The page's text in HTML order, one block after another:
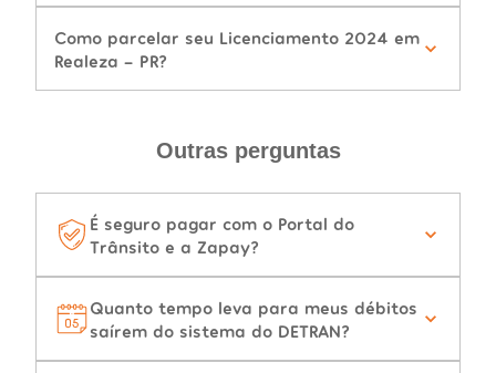
Como parcelar seu Licenciamento 2024 em
Realeza - PR?
Outras perguntas
É seguro pagar com o Portal do
Trânsito e a Zapay?
Quanto tempo leva para meus débitos
saírem do sistema do DETRAN?